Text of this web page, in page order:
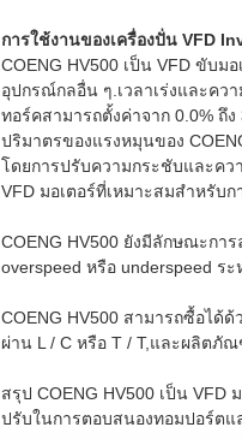
การใช้งานของเครื่องปั่น VFD
COENG HV500 เป็น VFD ขับ
อุปกรณ์กลอื่น ๆ.เวลาเร่งและคว
ทอร์คสามารถตั้งค่าจาก 0.0% ถึ
ปริมาตรของแรงหมุนของ
โดยการปรับความกระชับและคว
VFD มอเตอร์ที่เหมาะสมสําหรับ
COENG HV500 ยังมีลักษณะกา
overspeed หรือ underspeed
COENG HV500 สามารถซื้อได้
ผ่าน L / C หรือ T / T,และผลิตภั
สรุป COENG HV500 เป็น
ปรับในการตอบสนองทอมปอร์ตแ